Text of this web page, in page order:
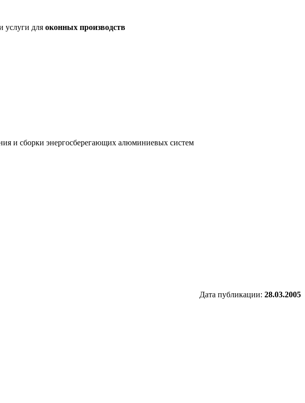
услуги для оконных производств
и сборки энергосберегающих алюминиевых систем
Дата публикации: 28.03.2005